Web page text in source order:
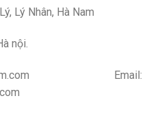
Lý Nhân, Hà Nam
nội.
Email: